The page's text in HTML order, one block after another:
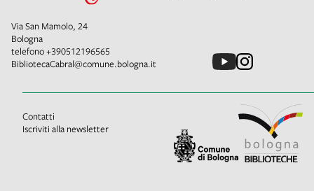
Via San Mamolo, 24
Bologna
telefono+390512196565
BibliotecaCabral@comune.bologna.it
Contatti
Iscriviti alla newsletter